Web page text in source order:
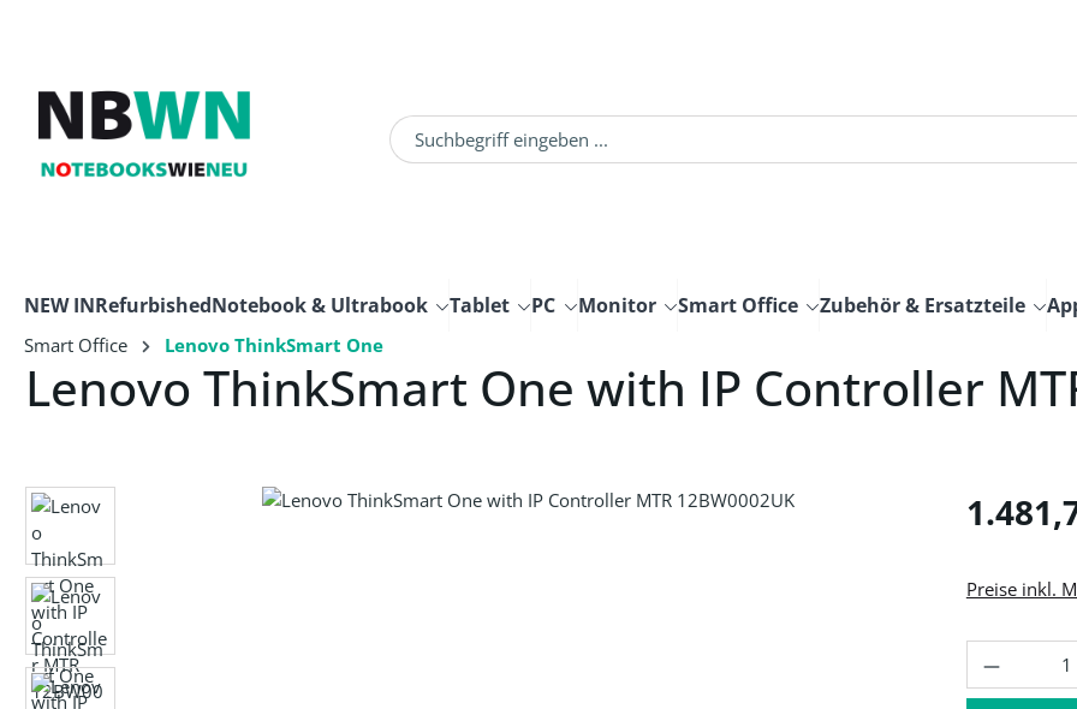
NEW INRefurbishedNotebook & Ultrabook Tablet PC Monitor Smart Office Zubehör & Ersatzteile
Smart Office Lenovo ThinkSmart One
Lenovo ThinkSmart One with IP Controller
Bildergalerie überspringen Regulärer
Preise inkl.